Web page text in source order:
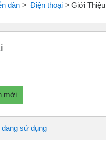
đàn Điện thoại Giới Thiệu
mới
sử dụng